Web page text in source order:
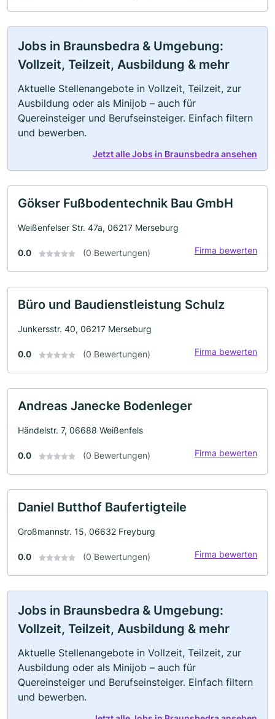
Jobs in Braunsbedra & Umgebung:
Vollzeit, Teilzeit, Ausbildung & mehr
Aktuelle Stellenangebote in Vollzeit, Teilzeit, zur
Ausbildung oder als Minijob – auch für
Quereinsteiger und Berufseinsteiger. Einfach filtern
und bewerben.
Jetzt alle Jobs in Braunsbedra ansehen
Gökser Fußbodentechnik Bau GmbH
Weißenfelser Str. 47a, 06217 Merseburg
0.0 (0 Bewertungen) Firma bewerten
Büro und Baudienstleistung Schulz
Junkersstr. 40, 06217 Merseburg
0.0 (0 Bewertungen) Firma bewerten
Andreas Janecke Bodenleger
Händelstr. 7, 06688 Weißenfels
0.0 (0 Bewertungen) Firma bewerten
Daniel Butthof Baufertigteile
Großmannstr. 15, 06632 Freyburg
0.0 (0 Bewertungen) Firma bewerten
Jobs in Braunsbedra & Umgebung:
Vollzeit, Teilzeit, Ausbildung & mehr
Aktuelle Stellenangebote in Vollzeit, Teilzeit, zur
Ausbildung oder als Minijob – auch für
Quereinsteiger und Berufseinsteiger. Einfach filtern
und bewerben.